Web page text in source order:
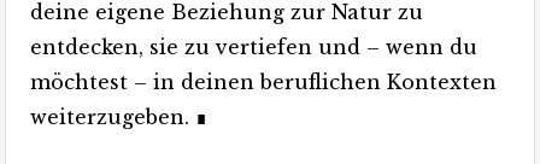
deine eigene Beziehung zur Natur zu
entdecken, sie zu vertiefen und – wenn du
möchtest – in deinen beruflichen Kontexten
weiterzugeben. ∎